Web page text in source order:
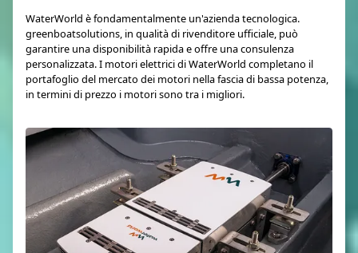
WaterWorld è fondamentalmente un'azienda tecnologica.
greenboatsolutions, in qualità di rivenditore ufficiale, può
garantire una disponibilità rapida e offre una consulenza
personalizzata. I motori elettrici di WaterWorld completano il
portafoglio del mercato dei motori nella fascia di bassa potenza,
in termini di prezzo i motori sono tra i migliori.